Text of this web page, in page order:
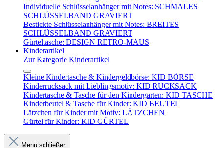
Individuelle Schlüsselanhänger mit Notes: SCHMALES
SCHLÜSSELBAND GRAVIERT
Bestickte Schlüsselanhänger mit Notes: BREITES
SCHLÜSSELBAND GRAVIERT
Gürteltasche: DESIGN RETRO-MAUS
Kinderartikel
Zur Kategorie Kinderartikel
Kleine Kindertasche & Kindergeldbörse: KID BÖRSE
Kinderrucksack mit Lieblingsmotiv: KID RUCKSACK
Kindertasche & Tasche für den Kindergarten: KID TASCHE
Kinderbeutel & Tasche für Kinder: KID BEUTEL
Lätzchen für Kinder mit Motiv: LÄTZCHEN
Gürtel für Kinder: KID GÜRTEL
Menü schließen